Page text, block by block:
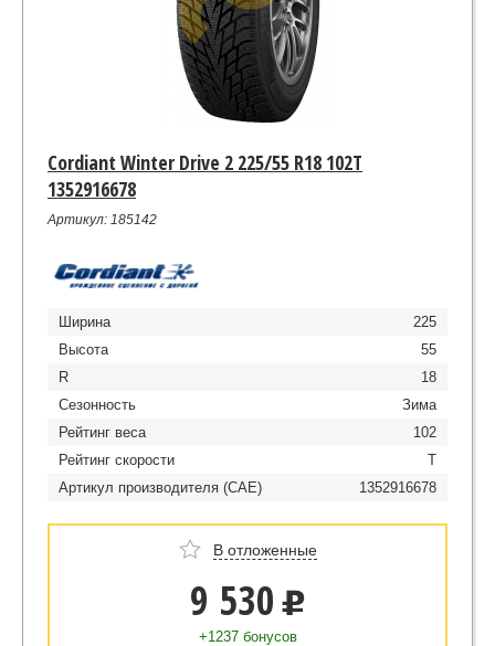
Cordiant Winter Drive 2 225/55 R18 102Т
1352916678
Артикул: 185142
Ширина
225
Высота
55
R
18
Сезонность
Зима
Рейтинг веса
102
Рейтинг скорости
Т
Артикул производителя (CAE)
1352916678
В отложенные
9 530 u
+1237 бонусов